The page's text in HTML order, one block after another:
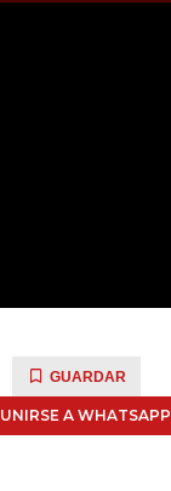
GUARDAR
UNIRSE A WHATSAPP